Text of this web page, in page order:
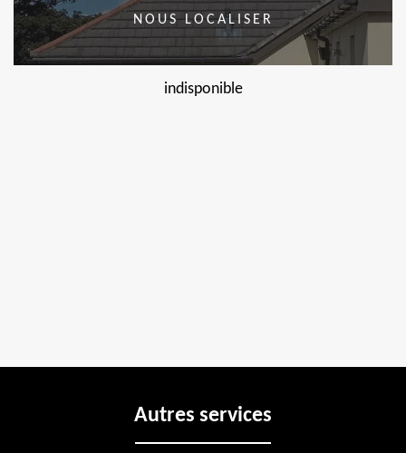
NOUS LOCALISER
indisponible
Autres services